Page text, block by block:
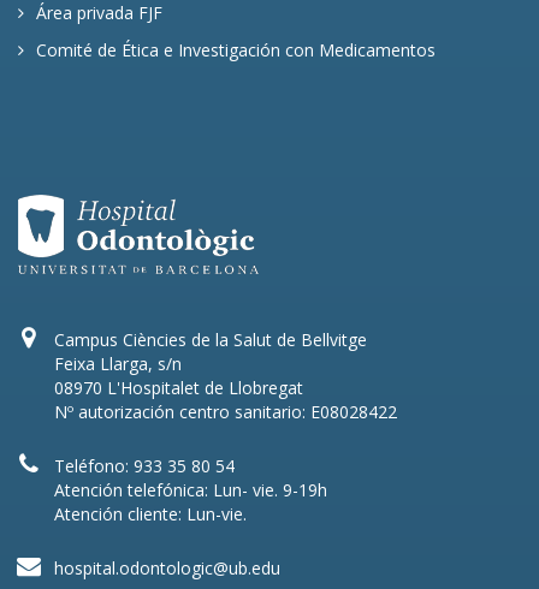
Área privada FJF
Comité de Ética e Investigación con Medicamentos
Campus Ciències de la Salut de Bellvitge
Feixa Llarga, s/n
08970 L'Hospitalet de Llobregat
Nº autorización centro sanitario: E08028422
Teléfono: 933 35 80 54
Atención telefónica: Lun- vie. 9-19h
Atención cliente: Lun-vie.
hospital.odontologic@ub.edu